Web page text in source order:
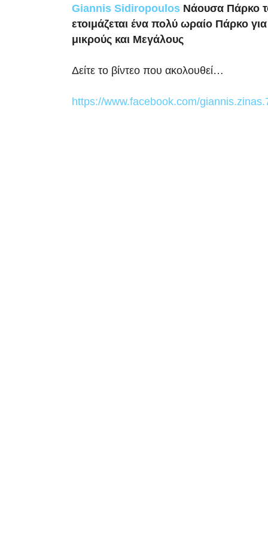
Giannis Sidiropoulos Νάουσα Πάρκο
ετοιμάζεται ένα πολύ ωραίο Πάρκο για
μικρούς και Μεγάλους
Δείτε το βίντεο που ακολουθεί…
https://www.facebook.com/